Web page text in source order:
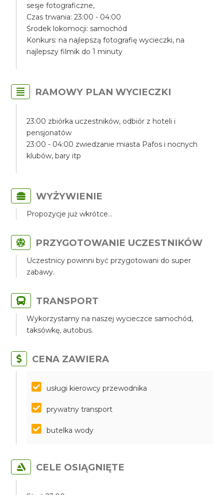
sesje fotograficzne,
Czas trwania: 23:00 - 04:00
Środek lokomocji: samochód
Konkurs: na najlepszą fotografię wycieczki, na
najlepszy filmik do 1 minuty
RAMOWY PLAN WYCIECZKI
23:00 zbiórka uczestników, odbiór z hoteli i
pensjonatów
23:00 - 04:00 zwiedzanie miasta Pafos i nocnych
klubów, bary itp
WYŻYWIENIE
Propozycje już wkrótce...
PRZYGOTOWANIE UCZESTNIKÓW
Uczestnicy powinni być przygotowani do super
zabawy.
TRANSPORT
Wykorzystamy na naszej wycieczce samochód,
taksówkę, autobus.
CENA ZAWIERA
​​​​​​​usługi kierowcy przewodnika
prywatny transport
butelka wody
CELE OSIĄGNIĘTE